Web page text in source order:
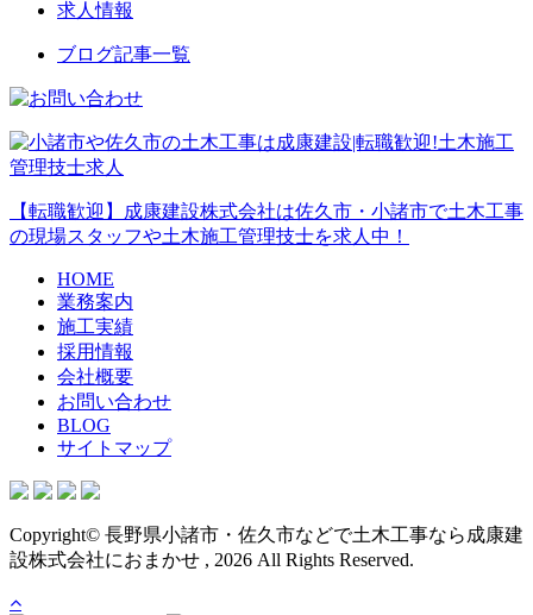
求人情報
ブログ記事一覧
【転職歓迎】成康建設株式会社は佐久市・小諸市で土木工事
の現場スタッフや土木施工管理技士を求人中！
HOME
業務案内
施工実績
採用情報
会社概要
お問い合わせ
BLOG
サイトマップ
Copyright© 長野県小諸市・佐久市などで土木工事なら成康建
設株式会社におまかせ , 2026 All Rights Reserved.